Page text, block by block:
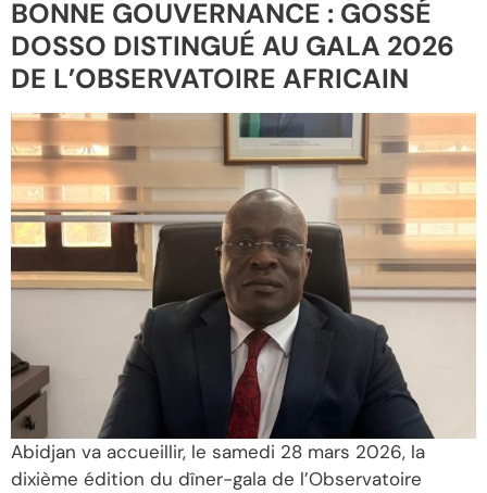
BONNE GOUVERNANCE : GOSSÉ
DOSSO DISTINGUÉ AU GALA 2026
DE L’OBSERVATOIRE AFRICAIN
Abidjan va accueillir, le samedi 28 mars 2026, la
dixième édition du dîner-gala de l’Observatoire